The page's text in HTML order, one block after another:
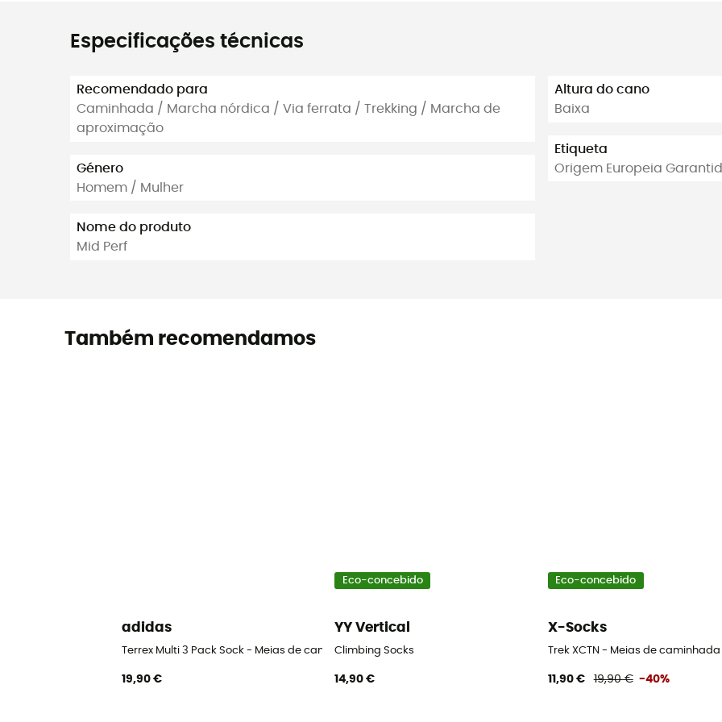
Especificações técnicas
Recomendado para
Caminhada / Marcha nórdica / Via ferrata / Trekking / Marcha de
aproximação
Género
Homem / Mulher
Nome do produto
Mid Perf
Altura do cano
Baixa
Etiqueta
Origem Europeia
Também recomendamos
adidas
Terrex Multi 3 Pack Sock - Meias de caminhada
19,90 €
Eco-concebido
YY Vertical
Climbing Socks
14,90 €
Eco-concebido
X-Socks
Trek XCTN - Meias de
11,90 € 19,90 € -40%